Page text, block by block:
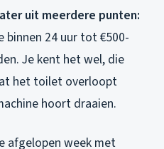
uit meerdere punten:
binnen 24 uur tot €500-
Je kent het wel, die
het toilet overloopt
hoort draaien.
afgelopen week met